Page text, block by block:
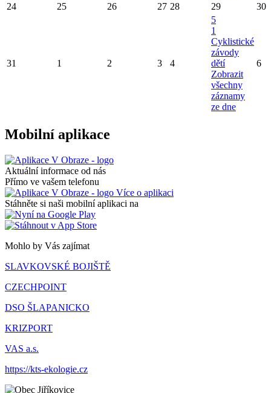
24
25 26 27 28 29 30
31 1 2 3 4
5
1
Cyklistické
závody
dětí
Zobrazit
všechny
záznamy
ze dne
6
Mobilní aplikace
Aktuální informace od nás
Přímo ve vašem telefonu
Více o aplikaci
Stáhněte si naši mobilní aplikaci na
Mohlo by Vás zajímat
SLAVKOVSKÉ BOJIŠTĚ
CZECHPOINT
DSO ŠLAPANICKO
KRIZPORT
VAS a.s.
https://kts-ekologie.cz